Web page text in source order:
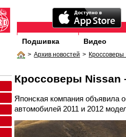
Подшивка Видео
> Архив новостей > Кроссоверы
Кроссоверы Nissan
Японская компания объявила
автомобилей 2011 и 2012